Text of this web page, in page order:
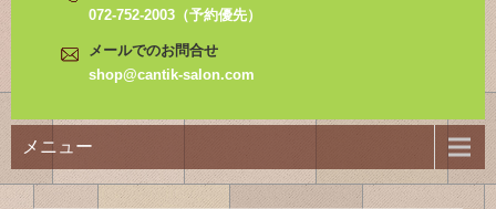
072-752-2003（予約優先）
メールでのお問合せ
shop@cantik-salon.com
メニュー